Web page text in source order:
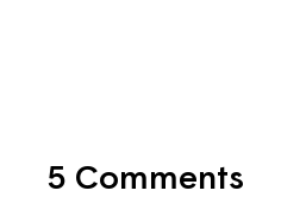
5 Comments